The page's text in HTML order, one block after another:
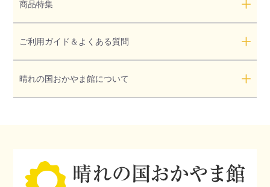
商品特集
ご利用ガイド＆よくある質問
晴れの国おかやま館について